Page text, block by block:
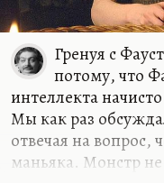
Гренуя с
потому, что
интеллекта
Мы как раз
отвечая на вопрос,
маньяка. Монстр